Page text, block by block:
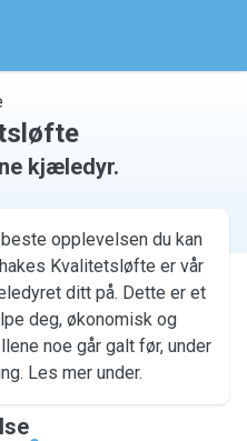
kjæledyr.
opplevelsen du kan
Kvalitetsløfte er vår
ditt på. Dette er et
deg, økonomisk og
noe går galt før, under
Les mer under.